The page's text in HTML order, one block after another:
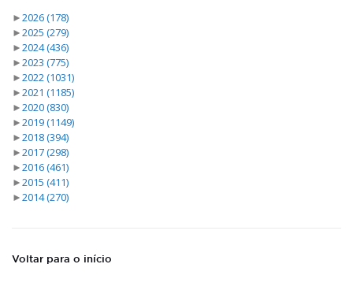
►2026(178)
►2025 (279)
►2024(436)
►2023 (775)
►2022(1031)
►2021 (1185)
►2020(830)
►2019(1149)
►2018(394)
►2017(298)
►2016(461)
►2015 (411)
►2014(270)
Voltar para o início